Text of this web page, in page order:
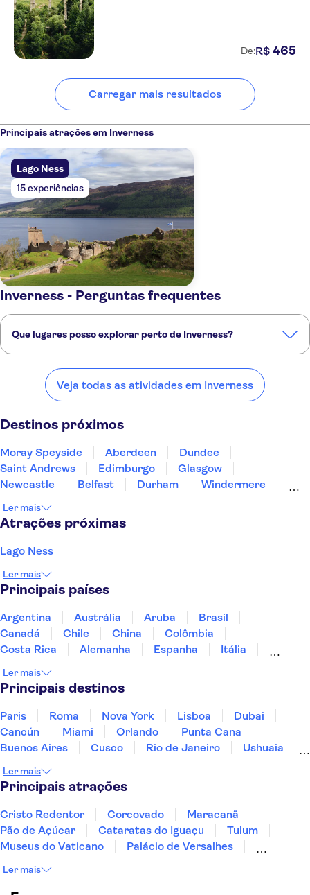
De:R$ 465
Carregar mais resultados
Principais atrações em Inverness
Lago Ness
15 experiências
Inverness - Perguntas frequentes
Que lugares posso explorar perto de Inverness?
Inverness:
Moray Speyside Edimburgo
Veja todas as atividades em Inverness
Destinos próximos
Moray Speyside Aberdeen
Dundee
Saint Andrews
Edimburgo
Glasgow
Newcastle
Belfast Durham
Windermere
Preston
Scarborough
Ler mais
Atrações próximas
Lago Ness
Ler mais
Principais países
Argentina Austrália Aruba
Brasil
Canadá
Chile China
Colômbia
Costa Rica
Alemanha Espanha
Itália
Panamá
Peru
Ler mais
Principais destinos
Paris Roma Nova York Lisboa
Dubai
Cancún
Miami Orlando
Punta Cana
Buenos Aires
Cusco Rio de Janeiro
Ushuaia
Fernando de Noronha
Ler mais
Principais atrações
Cristo Redentor Corcovado
Maracanã
Pão de Açúcar
Cataratas do Iguaçu
Tulum
Museus do Vaticano
Palácio de Versalhes
Museu do Louvre
Sagrada Família
Ler mais